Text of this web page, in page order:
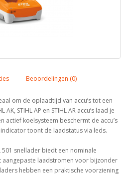
Beoordelingen (0)
om de oplaadtijd van accu’s tot een
STIHL AP en STIHL AR accu’s laad je
actief koelsysteem beschermt de accu’s
toont de laadstatus via leds.
501 snellader biedt een nominale
aangepaste laadstromen voor bijzonder
hebben een praktische voorziening